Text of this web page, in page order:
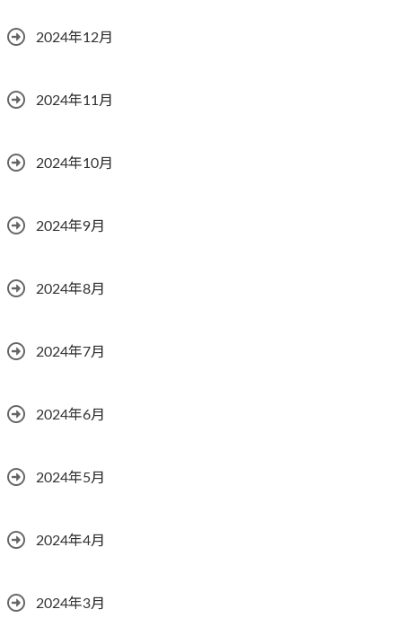
2024年12月
2024年11月
2024年10月
2024年9月
2024年8月
2024年7月
2024年6月
2024年5月
2024年4月
2024年3月